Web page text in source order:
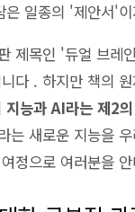
은 일종의 '제안서'
제목인 '듀얼 브레
니다 . 하지만 책
지능과 AI라는 제2
는 새로운 지능을
정으로 여러분을